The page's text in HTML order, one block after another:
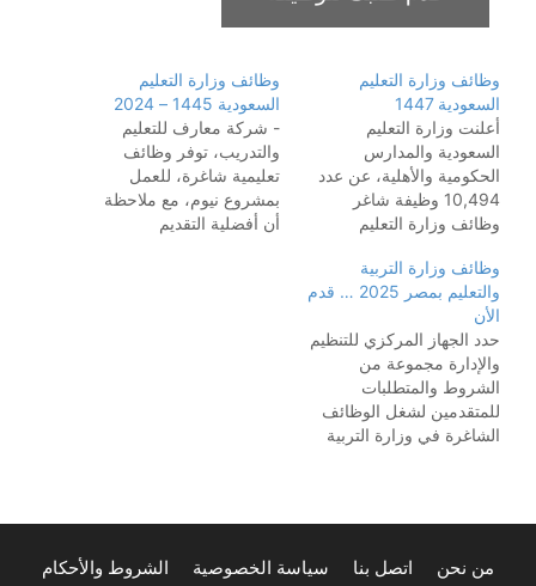
وظائف وزارة التعليم
السعودية 1447
أعلنت وزارة التعليم
السعودية والمدارس
الحكومية والأهلية، عن عدد
10,494 وظيفة شاغر
وظائف وزارة التعليم
الوظائف المتاحة حالياً:
تعليمية (معلمين - معلمات -
مشرفين تربويين) إدارية
(إداريين - محاسبين -
مرشدين طلابيين) وظائف
في المدارس الحكومية
والخاصة فرص للرجال
والنساء
مواعيد التقديم:
وظائف وزارة التعليم
السعودية 1445 – 2024
- شركة معارف للتعليم
والتدريب، توفر وظائف
تعليمية شاغرة، للعمل
بمشروع نيوم، مع ملاحظة
أن أفضلية التقديم
وظائف وزارة التربية
والتعليم بمصر 2025 … قدم
الأن
حدد الجهاز المركزي للتنظيم
والإدارة مجموعة من
الشروط والمتطلبات
للمتقدمين لشغل الوظائف
الشاغرة في وزارة التربية
«العلوم» و«الدراسات
المنشور على بوابة الوظائف
من نحن اتصل بنا سياسة الخصوصية الشروط والأحكام